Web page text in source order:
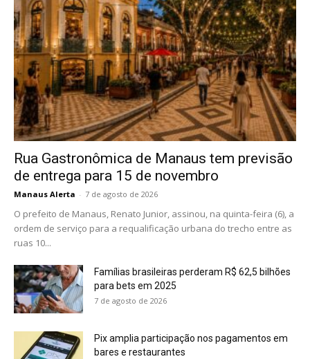
Rua Gastronômica de Manaus tem previsão
de entrega para 15 de novembro
Manaus Alerta - 7 de agosto de 2026
O prefeito de Manaus, Renato Junior, assinou, na quinta-feira (6), a
ordem de serviço para a requalificação urbana do trecho entre as
ruas 10...
Famílias brasileiras perderam R$ 62,5 bilhões
para bets em 2025
7 de agosto de 2026
Pix amplia participação nos pagamentos em
bares e restaurantes